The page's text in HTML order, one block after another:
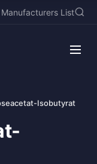
Manufacturers List
Isobutyrat